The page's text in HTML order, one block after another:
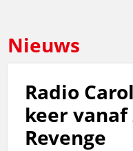
Nieuws
Radio
keer vanaf
Revenge